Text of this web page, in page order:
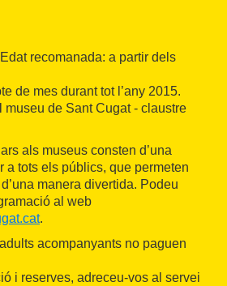
recomanada: a partir dels
de mes durant tot l’any 2015.
museu de Sant Cugat - claustre
als museus consten d’una
a tots els públics, que permeten
manera divertida. Podeu
al web
.
acompanyants no paguen
i reserves, adreceu-vos al servei